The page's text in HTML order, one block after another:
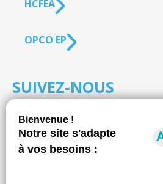
HCFEA
OPCO EP
SUIVEZ-NOUS